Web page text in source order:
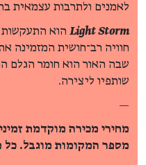
לאמנים ולתרבות עצמאית
Light Storm הוא התעקשות
חוויה רב־חושית המזמינה
שבה האור הוא חומר הגלם
שותפיו ליצירה.
—
מחירי מכירה מוקדמת זמינים עד
מספר המקומות מוגבל. כל